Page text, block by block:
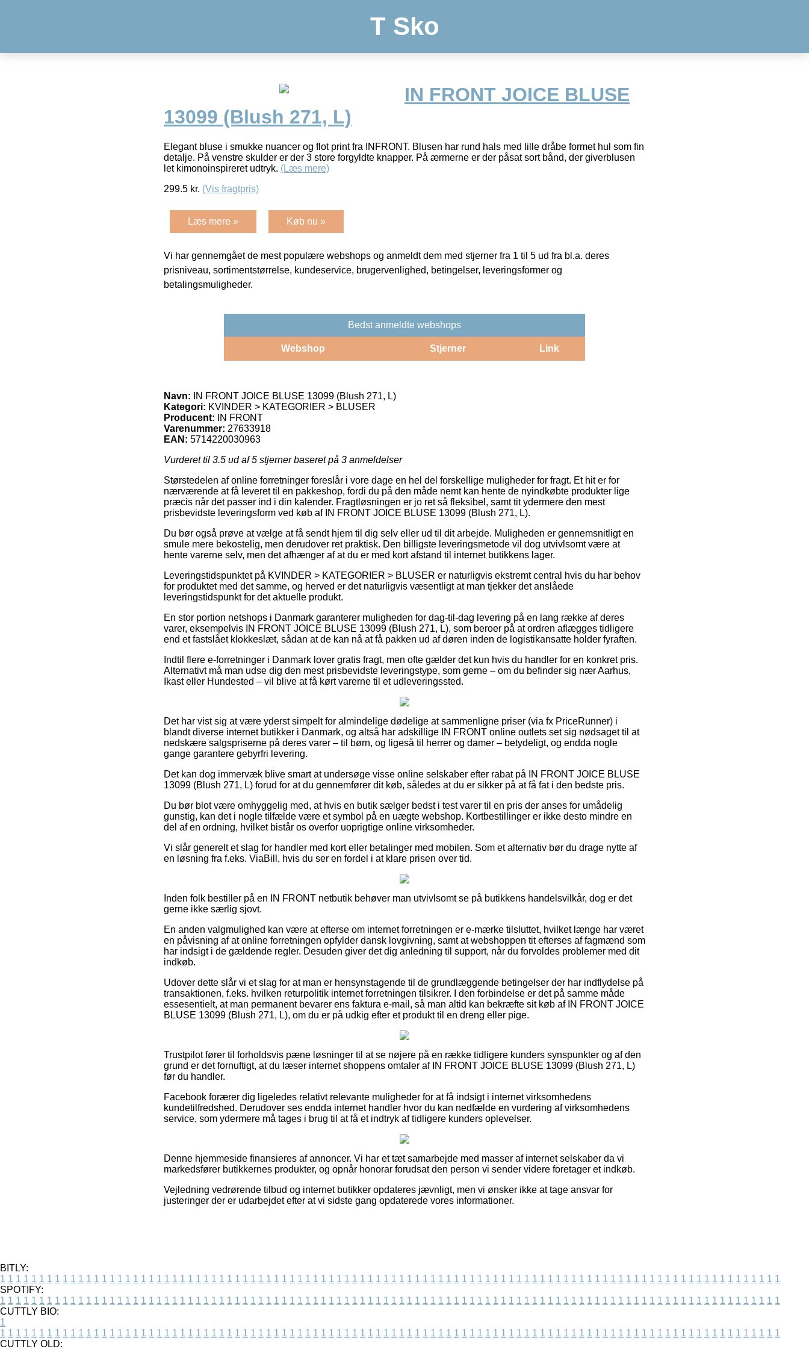
T Sko
IN FRONT JOICE BLUSE
13099 (Blush 271, L)
Elegant bluse i smukke nuancer og flot print fra INFRONT. Blusen har rund hals med lille dråbe formet hul som fin
detalje. På venstre skulder er der 3 store forgyldte knapper. På ærmerne er der påsat sort bånd, der giverblusen
let kimonoinspireret udtryk. (Læs mere)
299.5 kr. (Vis fragtpris)
Læs mere » Køb nu »
Vi har gennemgået de mest populære webshops og anmeldt dem med stjerner fra 1 til 5 ud fra bl.a. deres
prisniveau, sortimentstørrelse, kundeservice, brugervenlighed, betingelser, leveringsformer og
betalingsmuligheder.
Bedst anmeldte webshops
Webshop Stjerner Link
Navn: IN FRONT JOICE BLUSE 13099 (Blush 271, L)
Kategori: KVINDER > KATEGORIER > BLUSER
Producent:
IN FRONT
Varenummer: 27633918
EAN: 5714220030963
Vurderet til 3.5 ud af 5 stjerner baseret på 3 anmeldelser
Størstedelen af online forretninger foreslår i vore dage en hel del forskellige muligheder for fragt. Et hit er for
nærværende at få leveret til en pakkeshop, fordi du på den måde nemt kan hente de nyindkøbte produkter lige
præcis når det passer ind i din kalender. Fragtløsningen er jo ret så fleksibel, samt tit ydermere den mest
prisbevidste leveringsform ved køb af IN FRONT JOICE BLUSE 13099 (Blush 271, L).
Du bør også prøve at vælge at få sendt hjem til dig selv eller ud til dit arbejde. Muligheden er gennemsnitligt en
smule mere bekostelig, men derudover ret praktisk. Den billigste leveringsmetode vil dog utvivlsomt være at
hente varerne selv, men det afhænger af at du er med kort afstand til internet butikkens lager.
Leveringstidspunktet på KVINDER > KATEGORIER > BLUSER er naturligvis ekstremt central hvis du har behov
for produktet med det samme, og herved er det naturligvis væsentligt at man tjekker det anslåede
leveringstidspunkt for det aktuelle produkt.
En stor portion netshops i Danmark garanterer muligheden for dag-til-dag levering på en lang række af deres
varer, eksempelvis IN FRONT JOICE BLUSE 13099 (Blush 271, L), som beroer på at ordren aflægges tidligere
end et fastslået klokkeslæt, sådan at de kan nå at få pakken ud af døren inden de logistikansatte holder fyraften.
Indtil flere e-forretninger i Danmark lover gratis fragt, men ofte gælder det kun hvis du handler for en konkret pris.
Alternativt må man udse dig den mest prisbevidste leveringstype, som gerne – om du befinder sig nær Aarhus,
Ikast eller Hundested – vil blive at få kørt varerne til et udleveringssted.
Det har vist sig at være yderst simpelt for almindelige dødelige at sammenligne priser (via fx PriceRunner) i
blandt diverse internet butikker i Danmark, og altså har adskillige IN FRONT online outlets set sig nødsaget til at
nedskære salgspriserne på deres varer – til børn, og ligeså til herrer og damer – betydeligt, og endda nogle
gange garantere gebyrfri levering.
Det kan dog immervæk blive smart at undersøge visse online selskaber efter rabat på IN FRONT JOICE BLUSE
13099 (Blush 271, L) forud for at du gennemfører dit køb, således at du er sikker på at få fat i den bedste pris.
Du bør blot være omhyggelig med, at hvis en butik sælger bedst i test varer til en pris der anses for umådelig
gunstig, kan det i nogle tilfælde være et symbol på en uægte webshop. Kortbestillinger er ikke desto mindre en
del af en ordning, hvilket bistår os overfor uoprigtige online virksomheder.
Vi slår generelt et slag for handler med kort eller betalinger med mobilen. Som et alternativ bør du drage nytte af
en løsning fra f.eks. ViaBill, hvis du ser en fordel i at klare prisen over tid.
Inden folk bestiller på en IN FRONT netbutik behøver man utvivlsomt se på butikkens handelsvilkår, dog er det
gerne ikke særlig sjovt.
En anden valgmulighed kan være at efterse om internet forretningen er e-mærke tilsluttet, hvilket længe har været
en påvisning af at online forretningen opfylder dansk lovgivning, samt at webshoppen tit efterses af fagmænd som
har indsigt i de gældende regler. Desuden giver det dig anledning til support, når du forvoldes problemer med dit
indkøb.
Udover dette slår vi et slag for at man er hensynstagende til de grundlæggende betingelser der har indflydelse på
transaktionen, f.eks. hvilken returpolitik internet forretningen tilsikrer. I den forbindelse er det på samme måde
essesentielt, at man permanent bevarer ens faktura e-mail, så man altid kan bekræfte sit køb af IN FRONT JOICE
BLUSE 13099 (Blush 271, L), om du er på udkig efter et produkt til en dreng eller pige.
Trustpilot fører til forholdsvis pæne løsninger til at se nøjere på en række tidligere kunders synspunkter og af den
grund er det fornuftigt, at du læser internet shoppens omtaler af IN FRONT JOICE BLUSE 13099 (Blush 271, L)
før du handler.
Facebook forærer dig ligeledes relativt relevante muligheder for at få indsigt i internet virksomhedens
kundetilfredshed. Derudover ses endda internet handler hvor du kan nedfælde en vurdering af virksomhedens
service, som ydermere må tages i brug til at få et indtryk af tidligere kunders oplevelser.
Denne hjemmeside finansieres af annoncer. Vi har et tæt samarbejde med masser af internet selskaber da vi
markedsfører butikkernes produkter, og opnår honorar forudsat den person vi sender videre foretager et indkøb.
Vejledning vedrørende tilbud og internet butikker opdateres jævnligt, men vi ønsker ikke at tage ansvar for
justeringer der er udarbejdet efter at vi sidste gang opdaterede vores informationer.
BITLY:
1 1 1 1 1 1 1 1 1 1 1 1 1 1 1 1 1 1 1 1 1 1 1 1 1 1 1 1 1 1 1 1 1 1 1 1 1 1 1 1 1 1 1 1 1 1 1 1 1 1 1 1 1 1 1 1 1 1 1 1 1 1 1 1 1 1 1 1 1 1 1 1 1 1 1 1 1 1 1 1 1 1 1 1 1 1 1 1 1 1 1 1 1 1 1 1 1 1 1 1
SPOTIFY:
1 1 1 1 1 1 1 1 1 1 1 1 1 1 1 1 1 1 1 1 1 1 1 1 1 1 1 1 1 1 1 1 1 1 1 1 1 1 1 1 1 1 1 1 1 1 1 1 1 1 1 1 1 1 1 1 1 1 1 1 1 1 1 1 1 1 1 1 1 1 1 1 1 1 1 1 1 1 1 1 1 1 1 1 1 1 1 1 1 1 1 1 1 1 1 1 1 1 1 1
CUTTLY BIO:
1
1 1 1 1 1 1 1 1 1 1 1 1 1 1 1 1 1 1 1 1 1 1 1 1 1 1 1 1 1 1 1 1 1 1 1 1 1 1 1 1 1 1 1 1 1 1 1 1 1 1 1 1 1 1 1 1 1 1 1 1 1 1 1 1 1 1 1 1 1 1 1 1 1 1 1 1 1 1 1 1 1 1 1 1 1 1 1 1 1 1 1 1 1 1 1 1 1 1 1 1
CUTTLY OLD: